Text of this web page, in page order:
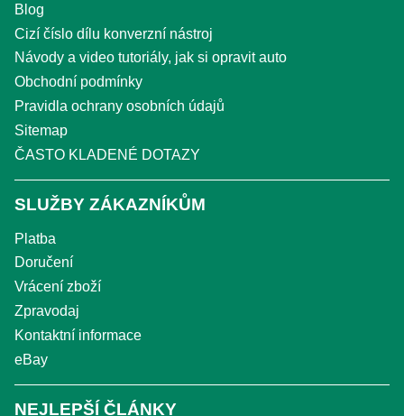
Blog
Cizí číslo dílu konverzní nástroj
Návody a video tutoriály, jak si opravit auto
Obchodní podmínky
Pravidla ochrany osobních údajů
Sitemap
ČASTO KLADENÉ DOTAZY
SLUŽBY ZÁKAZNÍKŮM
Platba
Doručení
Vrácení zboží
Zpravodaj
Kontaktní informace
eBay
NEJLEPŠÍ ČLÁNKY